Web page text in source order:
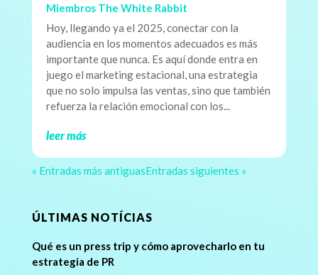
Miembros The White Rabbit
Hoy, llegando ya el 2025, conectar con la
audiencia en los momentos adecuados es más
importante que nunca. Es aquí donde entra en
juego el marketing estacional, una estrategia
que no solo impulsa las ventas, sino que también
refuerza la relación emocional con los...
leer más
« Entradas más antiguasEntradas siguientes »
ÚLTIMAS NOTÍCIAS
Qué es un press trip y cómo aprovecharlo en tu
estrategia de PR